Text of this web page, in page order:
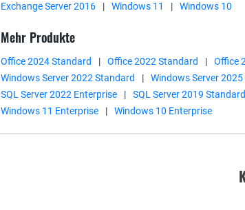
Exchange Server 2016
| Windows 11 | Windows 10
Mehr Produkte
Office 2024 Standard | Office 2022 Standard | Office
Windows Server 2022 Standard
| Windows Server
SQL Server 2022 Enterprise
| SQL Server 2019 Standard
Windows 11 Enterprise
| Windows 10 Enterprise